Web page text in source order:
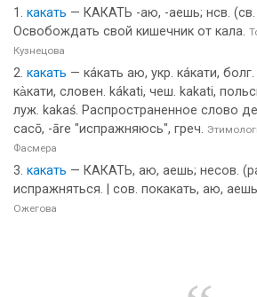
какать — КАКАТЬ -аю, -аешь; нсв. (св.
Освобождать свой кишечник от кала.
Кузнецова
какать — ка́кать аю, укр. ка́кати,
ка̀кати, словен. kákati, чеш. kakati,
луж. kakaś. Распространенное слово
сасō, -ārе "испражняюсь", греч.
Фасмера
какать — КАКАТЬ, аю, аешь; несов.
испражняться. | сов. покакать, аю,
Ожегова